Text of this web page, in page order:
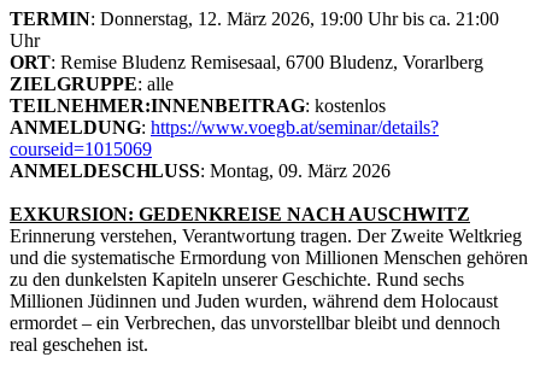
TERMIN: Donnerstag, 12. März 2026, 19:00 Uhr bis ca. 21:00
Uhr
ORT: Remise Bludenz Remisesaal, 6700 Bludenz, Vorarlberg
ZIELGRUPPE: alle
TEILNEHMER:INNENBEITRAG: kostenlos
ANMELDUNG: https://www.voegb.at/seminar/details?
courseid=1015069
ANMELDESCHLUSS: Montag, 09. März 2026
EXKURSION: GEDENKREISE NACH AUSCHWITZ
Erinnerung verstehen, Verantwortung tragen. Der Zweite Weltkrieg
und die systematische Ermordung von Millionen Menschen gehören
zu den dunkelsten Kapiteln unserer Geschichte. Rund sechs
Millionen Jüdinnen und Juden wurden, während dem Holocaust
ermordet – ein Verbrechen, das unvorstellbar bleibt und dennoch
real geschehen ist.